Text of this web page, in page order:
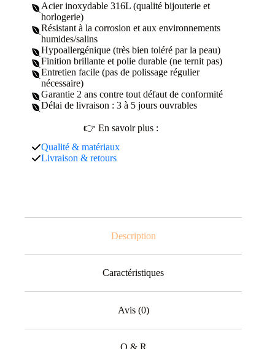
Acier inoxydable 316L (qualité bijouterie et
horlogerie)
Résistant à la corrosion et aux environnements
humides/salins
Hypoallergénique (très bien toléré par la peau)
Finition brillante et polie durable (ne ternit pas)
Entretien facile (pas de polissage régulier
nécessaire)
Garantie 2 ans contre tout défaut de conformité
Délai de livraison : 3 à 5 jours ouvrables
👉 En savoir plus :
Qualité & matériaux
Livraison & retours
Description
Caractéristiques
Avis (0)